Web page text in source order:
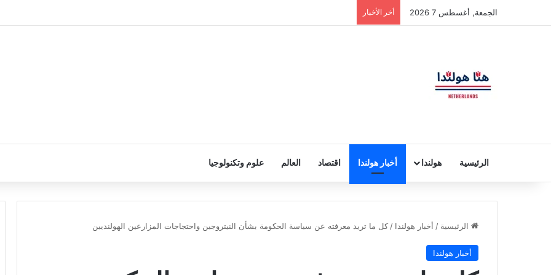
الجمعة, أغسطس 7 2026 أخر الأخبار
الرئيسية هولندا أخبار هولندا اقتصاد العالم علوم وتكنولوجيا
الرئيسية / أخبار هولندا / كل ما تريد معرفته عن سياسة الحكومة بشأن النيتروجين واحتجاجات المزارعين الهولنديين
أخبار هولندا